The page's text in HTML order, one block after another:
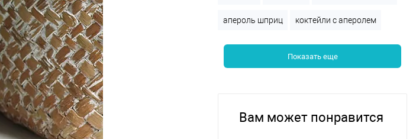
апероль шприц коктейли с аперолем
Показать еще
Вам может понравится